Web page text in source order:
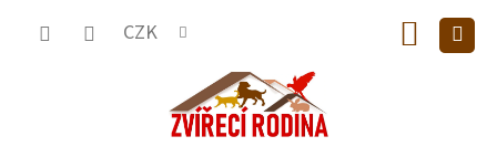
CZK
KOŠÍK